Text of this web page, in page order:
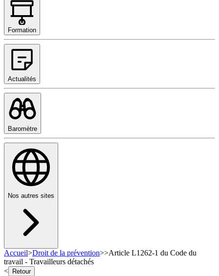
Formation
Actualités
Baromètre
Nos autres sites
Accueil>Droit de la prévention>>Article L1262-1 du Code du
travail - Travailleurs détachés
<
Retour